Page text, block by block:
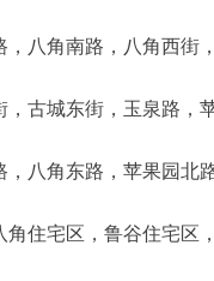
八角南路，八角西街
城东街，玉泉路，苹
角东路，苹果园北路
宅区，鲁谷住宅区